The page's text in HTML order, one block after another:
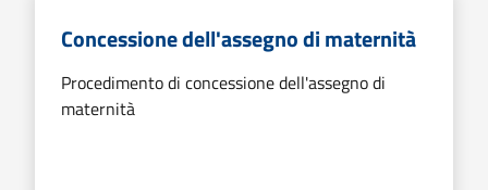
Concessione dell'assegno di maternità
Procedimento di concessione dell'assegno di
maternità